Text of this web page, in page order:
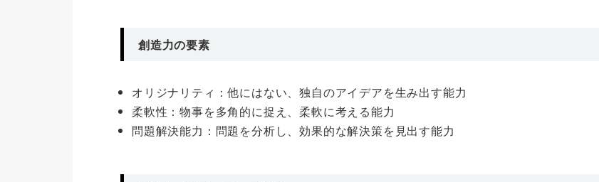
創造力の要素
オリジナリティ：他にはない、独自のアイデアを生み出す能力
柔軟性：物事を多角的に捉え、柔軟に考える能力
問題解決能力：問題を分析し、効果的な解決策を見出す能力